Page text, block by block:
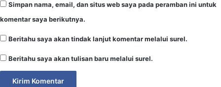
Simpan nama, email, dan situs web saya pada peramban ini untuk
komentar saya berikutnya.
Beritahu saya akan tindak lanjut komentar melalui surel.
Beritahu saya akan tulisan baru melalui surel.